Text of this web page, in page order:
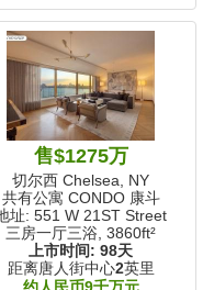
售$1275万
切尔西 Chelsea, NY
共有公寓 CONDO 康斗
址: 551 W 21ST Street
三房一厅三浴, 3860ft²
上市时间: 98天
距离唐人街中心2英里
约人民币9千万元